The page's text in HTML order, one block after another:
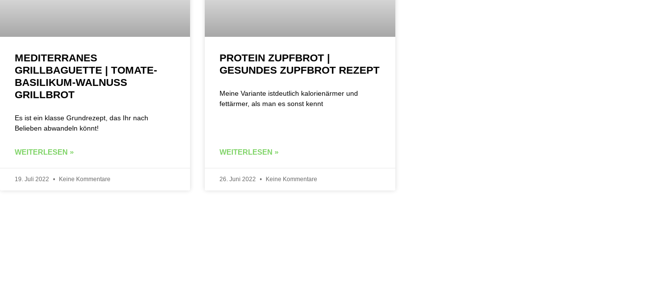
MEDITERRANES
GRILLBAGUETTE | TOMATE-
BASILIKUM-WALNUSS
GRILLBROT
Es ist ein klasse Grundrezept, das Ihr nach
Belieben abwandeln könnt!
WEITERLESEN »
19. Juli 2022 Keine Kommentare
PROTEIN ZUPFBROT |
GESUNDES ZUPFBROT REZEPT
Meine Variante istdeutlich kalorienärmer und
fettärmer, als man es sonst kennt
WEITERLESEN »
26. Juni 2022 Keine Kommentare